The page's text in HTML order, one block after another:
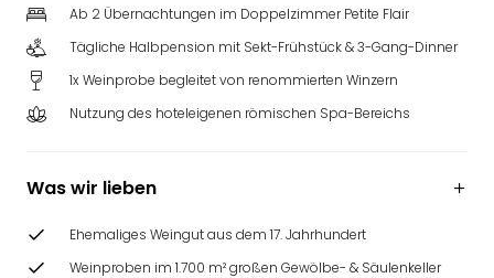
Ab 2 Übernachtungen im Doppelzimmer Petite Flair
Tägliche Halbpension mit Sekt-Frühstück & 3-Gang-Dinner
1x Weinprobe begleitet von renommierten Winzern
Nutzung des hoteleigenen römischen Spa-Bereichs
Was wir lieben
Ehemaliges Weingut aus dem 17. Jahrhundert
Weinproben im 1.700 m² großen Gewölbe- & Säulenkeller